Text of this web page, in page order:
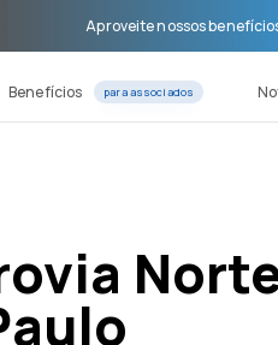
Aproveite nossos
Benefícios para associados